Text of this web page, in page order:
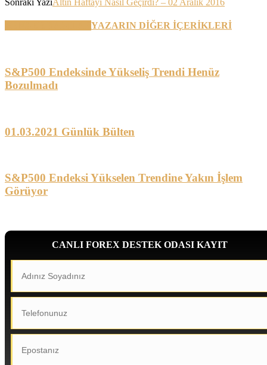
YAZARIN DİĞER İÇERİKLERİ
S&P500 Endeksinde Yükseliş Trendi Henüz
Bozulmadı
01.03.2021 Günlük Bülten
S&P500 Endeksi Yükselen Trendine Yakın İşlem
Görüyor
CANLI FOREX DESTEK ODASI KAYIT